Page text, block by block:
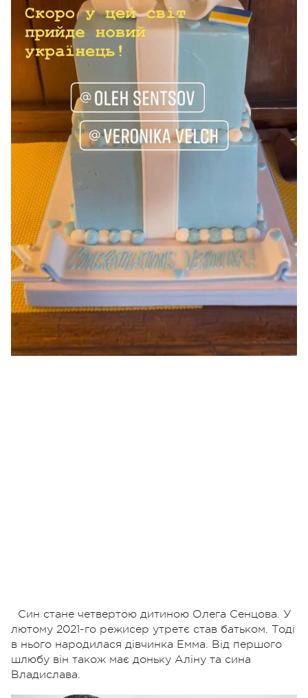
Син стане четвертою дитиною Олега Сенцова. У
лютому 2021-го режисер утретє став батьком. Тоді
в нього народилася дівчинка Емма. Від першого
шлюбу він також має доньку Аліну та сина
Владислава.